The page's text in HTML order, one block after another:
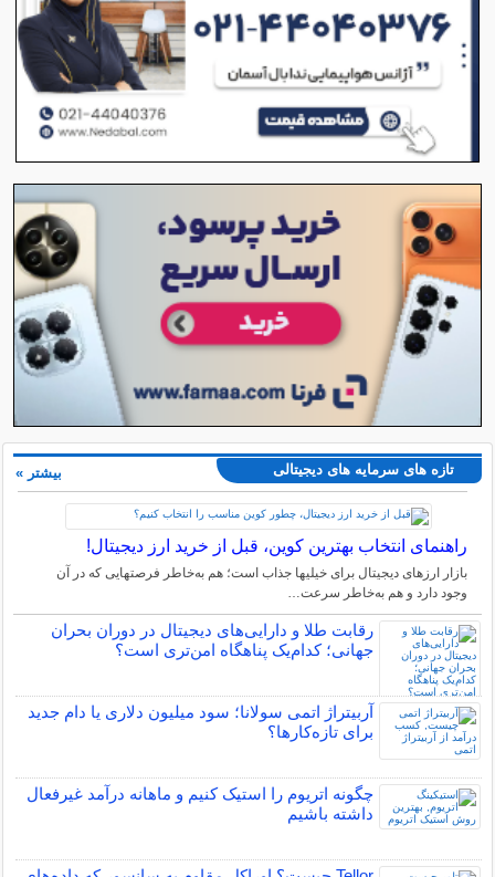
تازه های سرمایه های دیجیتالی
راهنمای انتخاب بهترین کوین، قبل از خرید ارز دیجیتال!
بازار ارزهای دیجیتال برای خیلیها جذاب است؛ هم به‌خاطر فرصتهایی که در آن
وجود دارد و هم به‌خاطر سرعت…
رقابت طلا و دارایی‌های دیجیتال در دوران بحران
جهانی؛ کدام‌یک پناهگاه امن‌تری است؟
آربیتراژ اتمی سولانا؛ سود میلیون دلاری یا دام جدید
برای تازه‌کارها؟
چگونه اتریوم را استیک کنیم و ماهانه درآمد غیرفعال
داشته باشیم
بیشتر »